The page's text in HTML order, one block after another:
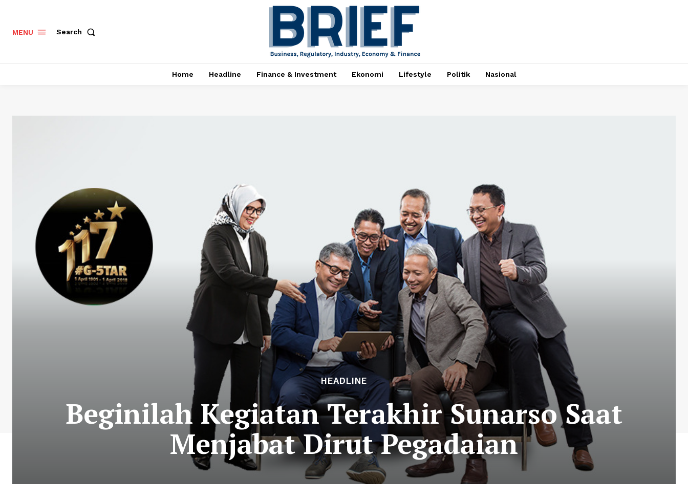
MENU Search
Home Headline Finance & Investment Ekonomi Lifestyle Politik Nasional
HEADLINE
Beginilah Kegiatan Terakhir Sunarso Saat
Menjabat Dirut Pegadaian